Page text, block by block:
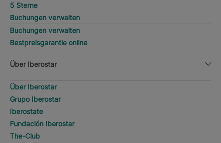
5 Sterne
Buchungen verwalten
Buchungen verwalten
Bestpreisgarantie online
Über Iberostar
Über Iberostar
Grupo Iberostar
Iberostate
Fundación Iberostar
The-Club